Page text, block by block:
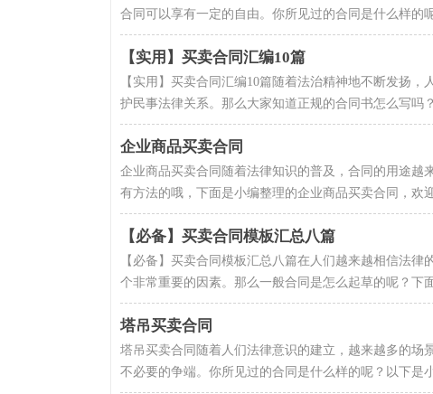
合同可以享有一定的自由。你所见过的合同是什么样的
【实用】买卖合同汇编10篇
【实用】买卖合同汇编10篇随着法治精神地不断发扬
护民事法律关系。那么大家知道正规的合同书怎么写吗
企业商品买卖合同
企业商品买卖合同随着法律知识的普及，合同的用途越
有方法的哦，下面是小编整理的企业商品买卖合同，欢
【必备】买卖合同模板汇总八篇
【必备】买卖合同模板汇总八篇在人们越来越相信法
个非常重要的因素。那么一般合同是怎么起草的呢？下
塔吊买卖合同
塔吊买卖合同随着人们法律意识的建立，越来越多的
不必要的争端。你所见过的合同是什么样的呢？以下是